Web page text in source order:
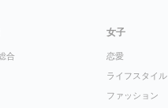
合
女子
恋愛
ライフスタイル
ファッション